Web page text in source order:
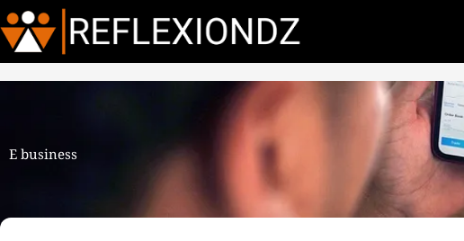
E business